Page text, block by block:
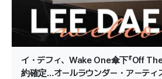
イ・デフィ、Wake One傘下『Off
約確定…オールラウンダー・アーティ